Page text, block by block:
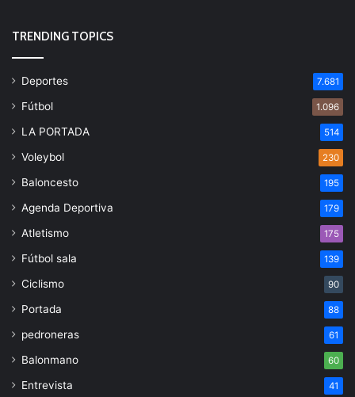
TRENDING TOPICS
Deportes 7.681
Fútbol 1.096
LA PORTADA 514
Voleybol 230
Baloncesto 195
Agenda Deportiva 179
Atletismo 175
Fútbol sala 139
Ciclismo 90
Portada 88
pedroneras 61
Balonmano 60
Entrevista 41